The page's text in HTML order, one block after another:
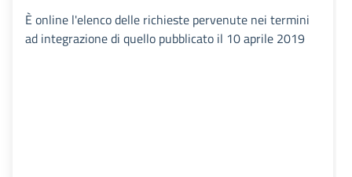
È online l'elenco delle richieste pervenute nei termini
ad integrazione di quello pubblicato il 10 aprile 2019